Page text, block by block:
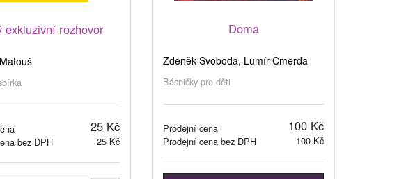
exkluzivní rozhovor
25 Kč
bez DPH 25 Kč
Doma
Zdeněk Svoboda, Lumír Čmerda
Básničky pro děti
Prodejní cena 100 Kč
Prodejní cena bez DPH 100 Kč